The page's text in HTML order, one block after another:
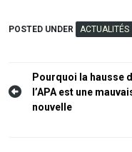
POSTED UNDER ACTUALITÉS
Navigation
de
Pourquoi la hausse
l’APA est une
nouvelle